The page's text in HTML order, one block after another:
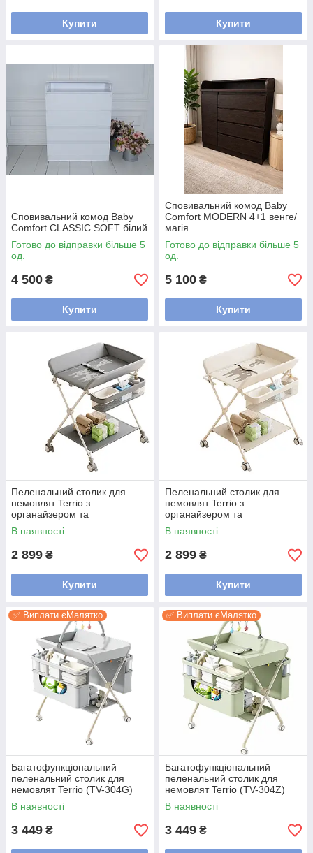
Купити Купити
Сповивальний комод Baby
Comfort CLASSIC SOFT білий
Готово до відправки більше 5
од.
4 500 ₴
Купити
Сповивальний комод Baby
Comfort MODERN 4+1 венге/
магія
Готово до відправки більше 5
од.
5 100 ₴
Купити
Пеленальний столик для
немовлят Terrio з
органайзером та
регулюванням висоти (TV-
303G) Сірий
В наявності
2 899 ₴
Купити
Пеленальний столик для
немовлят Terrio з
органайзером та
регулюванням висоти (TV-
303C) Кремовий
В наявності
2 899 ₴
Купити
✅ Виплати єМалятко
Багатофункціональний
пеленальний столик для
немовлят Terrio (TV-304G)
Сірий
В наявності
3 449 ₴
✅ Виплати єМалятко
Багатофункціональний
пеленальний столик для
немовлят Terrio (TV-304Z)
Салатовий
В наявності
3 449 ₴